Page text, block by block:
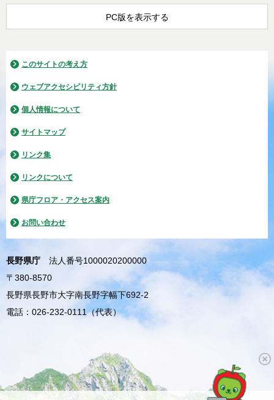
PC版を表示する
このサイトの考え方
ウェブアクセシビリティ方針
個人情報について
サイトマップ
リンク集
リンクについて
県庁フロア・アクセス案内
お問い合わせ
長野県庁
法人番号1000020200000
〒380-8570
長野県長野市大字南長野字幅下692-2
電話：026-232-0111（代表）